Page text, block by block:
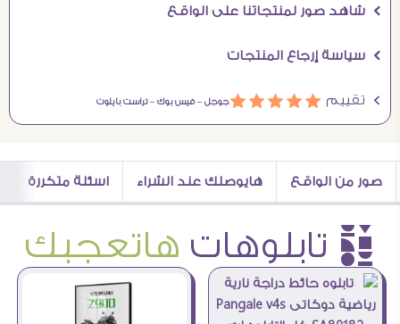
Ö شاهد صور لمنتجاتنا على الواقع
Ö سياسة إرجاع المنتجات
Ö تقييم áááááجوجل –فيس بوك –تراست بايلوت
صور من الواقع هايوصلك عند الشراء اسئلة متكررة
è تابلوهات هاتعجبك